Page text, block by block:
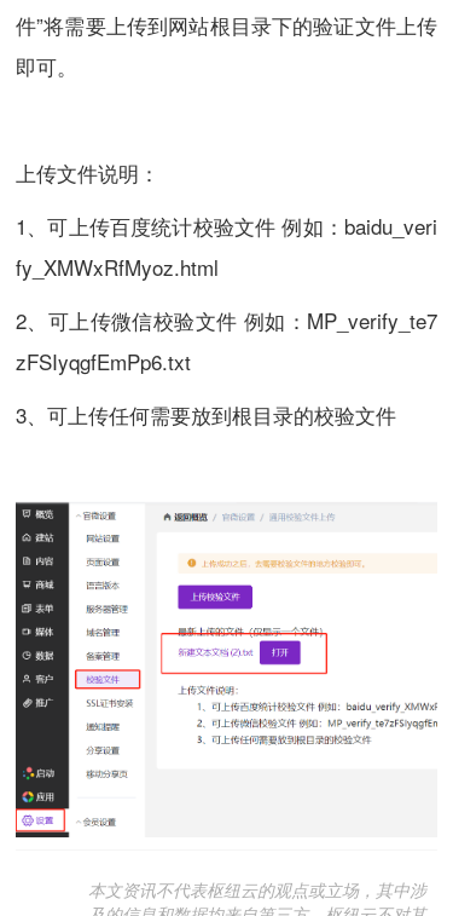
件”将需要上传到网站根目录下的验证文件上传
即可。
上传文件说明：
1、可上传百度统计校验文件 例如：baidu_veri
fy_XMWxRfMyoz.html
2、可上传微信校验文件 例如：MP_verify_te7
zFSIyqgfEmPp6.txt
3、可上传任何需要放到根目录的校验文件
本文资讯不代表枢纽云的观点或立场，其中涉